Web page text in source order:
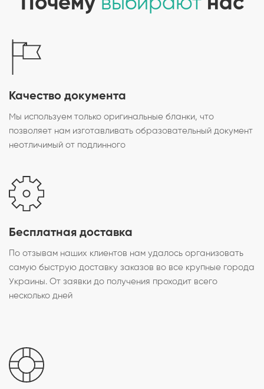
Качество документа
Мы используем только оригинальные бланки, что
позволяет нам изготавливать образовательный документ
неотличимый от подлинного
Бесплатная доставка
По отзывам наших клиентов нам удалось организовать
самую быструю доставку заказов во все крупные города
Украины. От заявки до получения проходит всего
несколько дней